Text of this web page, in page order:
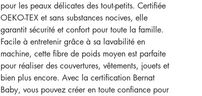
pour les peaux délicates des tout-petits. Certifiée
OEKO-TEX et sans substances nocives, elle
garantit sécurité et confort pour toute la famille.
Facile à entretenir grâce à sa lavabilité en
machine, cette fibre de poids moyen est parfaite
pour réaliser des couvertures, vêtements, jouets et
bien plus encore. Avec la certification Bernat
Baby, vous pouvez créer en toute confiance pour